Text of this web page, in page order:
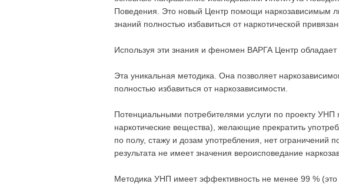
Поведения. Это новый Центр помощи наркозависимым
знаний полностью избавиться от наркотической
Используя эти знания и феномен ВАРГА Центр обладает
Эта уникальная методика. Она позволяет
полностью избавиться от наркозависимости.
Потенциальными потребителями услуги по проекту
наркотические вещества), желающие прекратить
по полу, стажу и дозам употребления, нет ограничений
результата не имеет значения вероисповедание
Методика УНП имеет эффективность не менее 99 % (это